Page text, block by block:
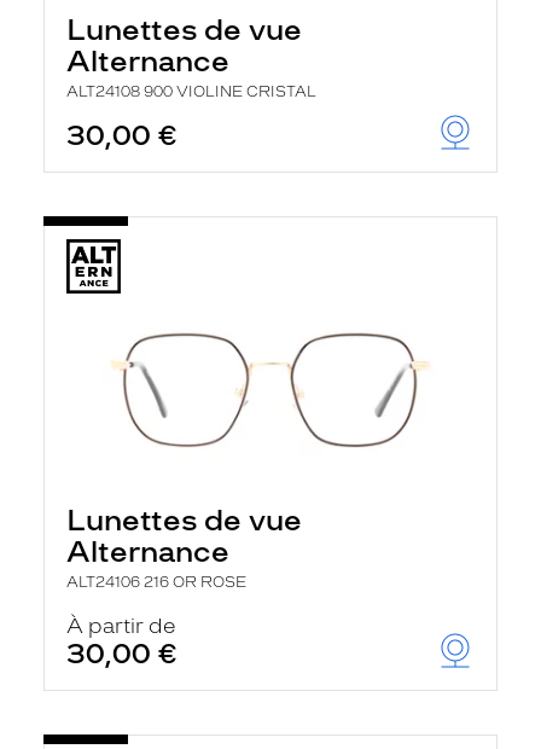
Lunettes de vue
Alternance
ALT24108 900 VIOLINE CRISTAL
30,00 €
Lunettes de vue
Alternance
ALT24106 216 OR ROSE
À partir de
30,00 €